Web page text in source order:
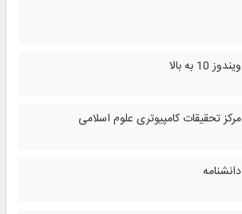
ویندوز 10 به بالا
مرکز تحقیقات کامپیوتری علوم اسلامی
دانشنامه